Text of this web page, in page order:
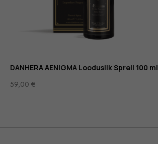
DANHERA AENIGMA Looduslik Spreii 100 ml
59,00 €